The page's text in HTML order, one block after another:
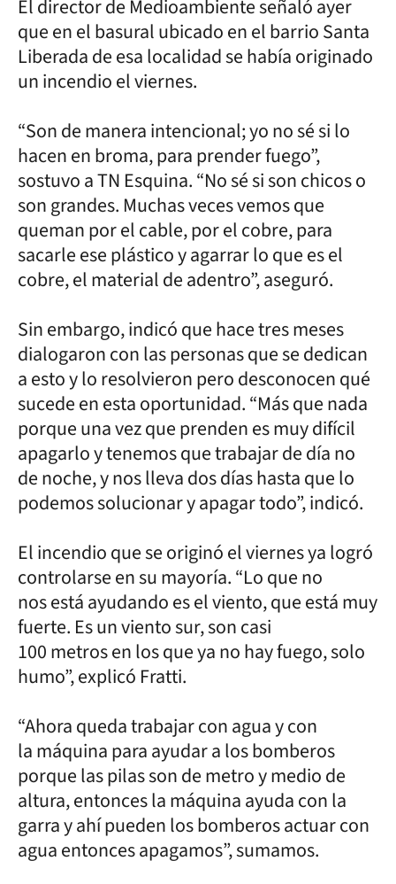
El director de Medioambiente señaló ayer
que en el basural ubicado en el barrio Santa
Liberada de esa localidad se había originado
un incendio el viernes.
“Son de manera intencional; yo no sé si lo
hacen en broma, para prender fuego”,
sostuvo a TN Esquina. “No sé si son chicos o
son grandes. Muchas veces vemos que
queman por el cable, por el cobre, para
sacarle ese plástico y agarrar lo que es el
cobre, el material de adentro”, aseguró.
Sin embargo, indicó que hace tres meses
dialogaron con las personas que se dedican
a esto y lo resolvieron pero desconocen qué
sucede en esta oportunidad. “Más que nada
porque una vez que prenden es muy difícil
apagarlo y tenemos que trabajar de día no
de noche, y nos lleva dos días hasta que lo
podemos solucionar y apagar todo”, indicó.
El incendio que se originó el viernes ya logró
controlarse en su mayoría. “Lo que no
nos está ayudando es el viento, que está muy
fuerte. Es un viento sur, son casi
100 metros en los que ya no hay fuego, solo
humo”, explicó Fratti.
“Ahora queda trabajar con agua y con
la máquina para ayudar a los bomberos
porque las pilas son de metro y medio de
altura, entonces la máquina ayuda con la
garra y ahí pueden los bomberos actuar con
agua entonces apagamos”, sumamos.